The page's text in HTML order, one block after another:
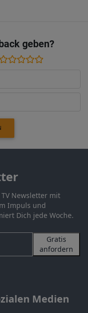
geben?
Newsletter mit
Impuls und
Dich jede Woche.
Gratis
anfordern
Medien